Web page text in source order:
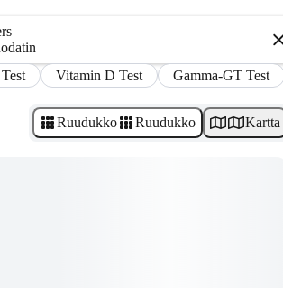
Vitamin D Test Gamma-GT Test
Ruudukko Ruudukko Kartta